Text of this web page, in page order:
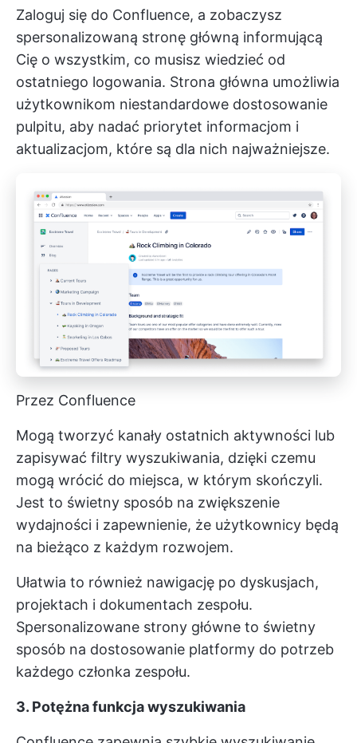
Zaloguj się do Confluence, a zobaczysz
spersonalizowaną stronę główną informującą
Cię o wszystkim, co musisz wiedzieć od
ostatniego logowania. Strona główna umożliwia
użytkownikom niestandardowe dostosowanie
pulpitu, aby nadać priorytet informacjom i
aktualizacjom, które są dla nich najważniejsze.
Przez Confluence
Mogą tworzyć kanały ostatnich aktywności lub
zapisywać filtry wyszukiwania, dzięki czemu
mogą wrócić do miejsca, w którym skończyli.
Jest to świetny sposób na zwiększenie
wydajności i zapewnienie, że użytkownicy będą
na bieżąco z każdym rozwojem.
Ułatwia to również nawigację po dyskusjach,
projektach i dokumentach zespołu.
Spersonalizowane strony główne to świetny
sposób na dostosowanie platformy do potrzeb
każdego członka zespołu.
3. Potężna funkcja wyszukiwania